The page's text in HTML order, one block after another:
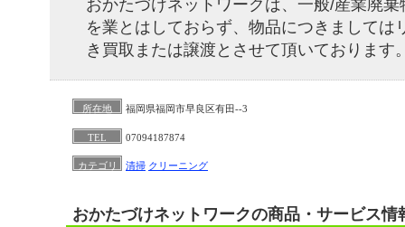
おかたづけネットワークは、一般/産業廃
を業とはしておらず、物品につきましては
き買取または譲渡とさせて頂いております
所在地 福岡県福岡市早良区有田--3
TEL 07094187874
カテゴリ 清掃 クリーニング
おかたづけネットワークの商品・サービス情